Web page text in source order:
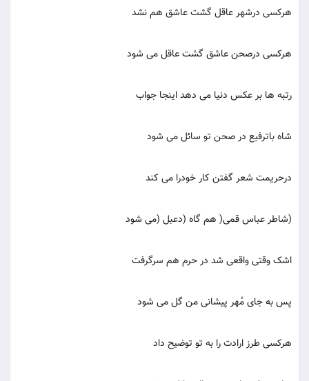
هرکسی درشهر عاقل گشت عاشق هم نشد
هرکسی درصحن عاشق گشت عاقل می شود
رتبه ها بر عکس دنیا می دهد اینجا جواب
شاه باترفیع در صحن تو سائل می شود
درحریمت شعر گفتن کار خودرا می کند
(شاطر عباس قمی( هم گاه (دعبل (می شود
اشک وقتی واقعی شد در حرم هم سرگرفت
پس به جای مُهر پیشانی من گل می شود
هرکسی طرز ارادت را به تو توضیح داد